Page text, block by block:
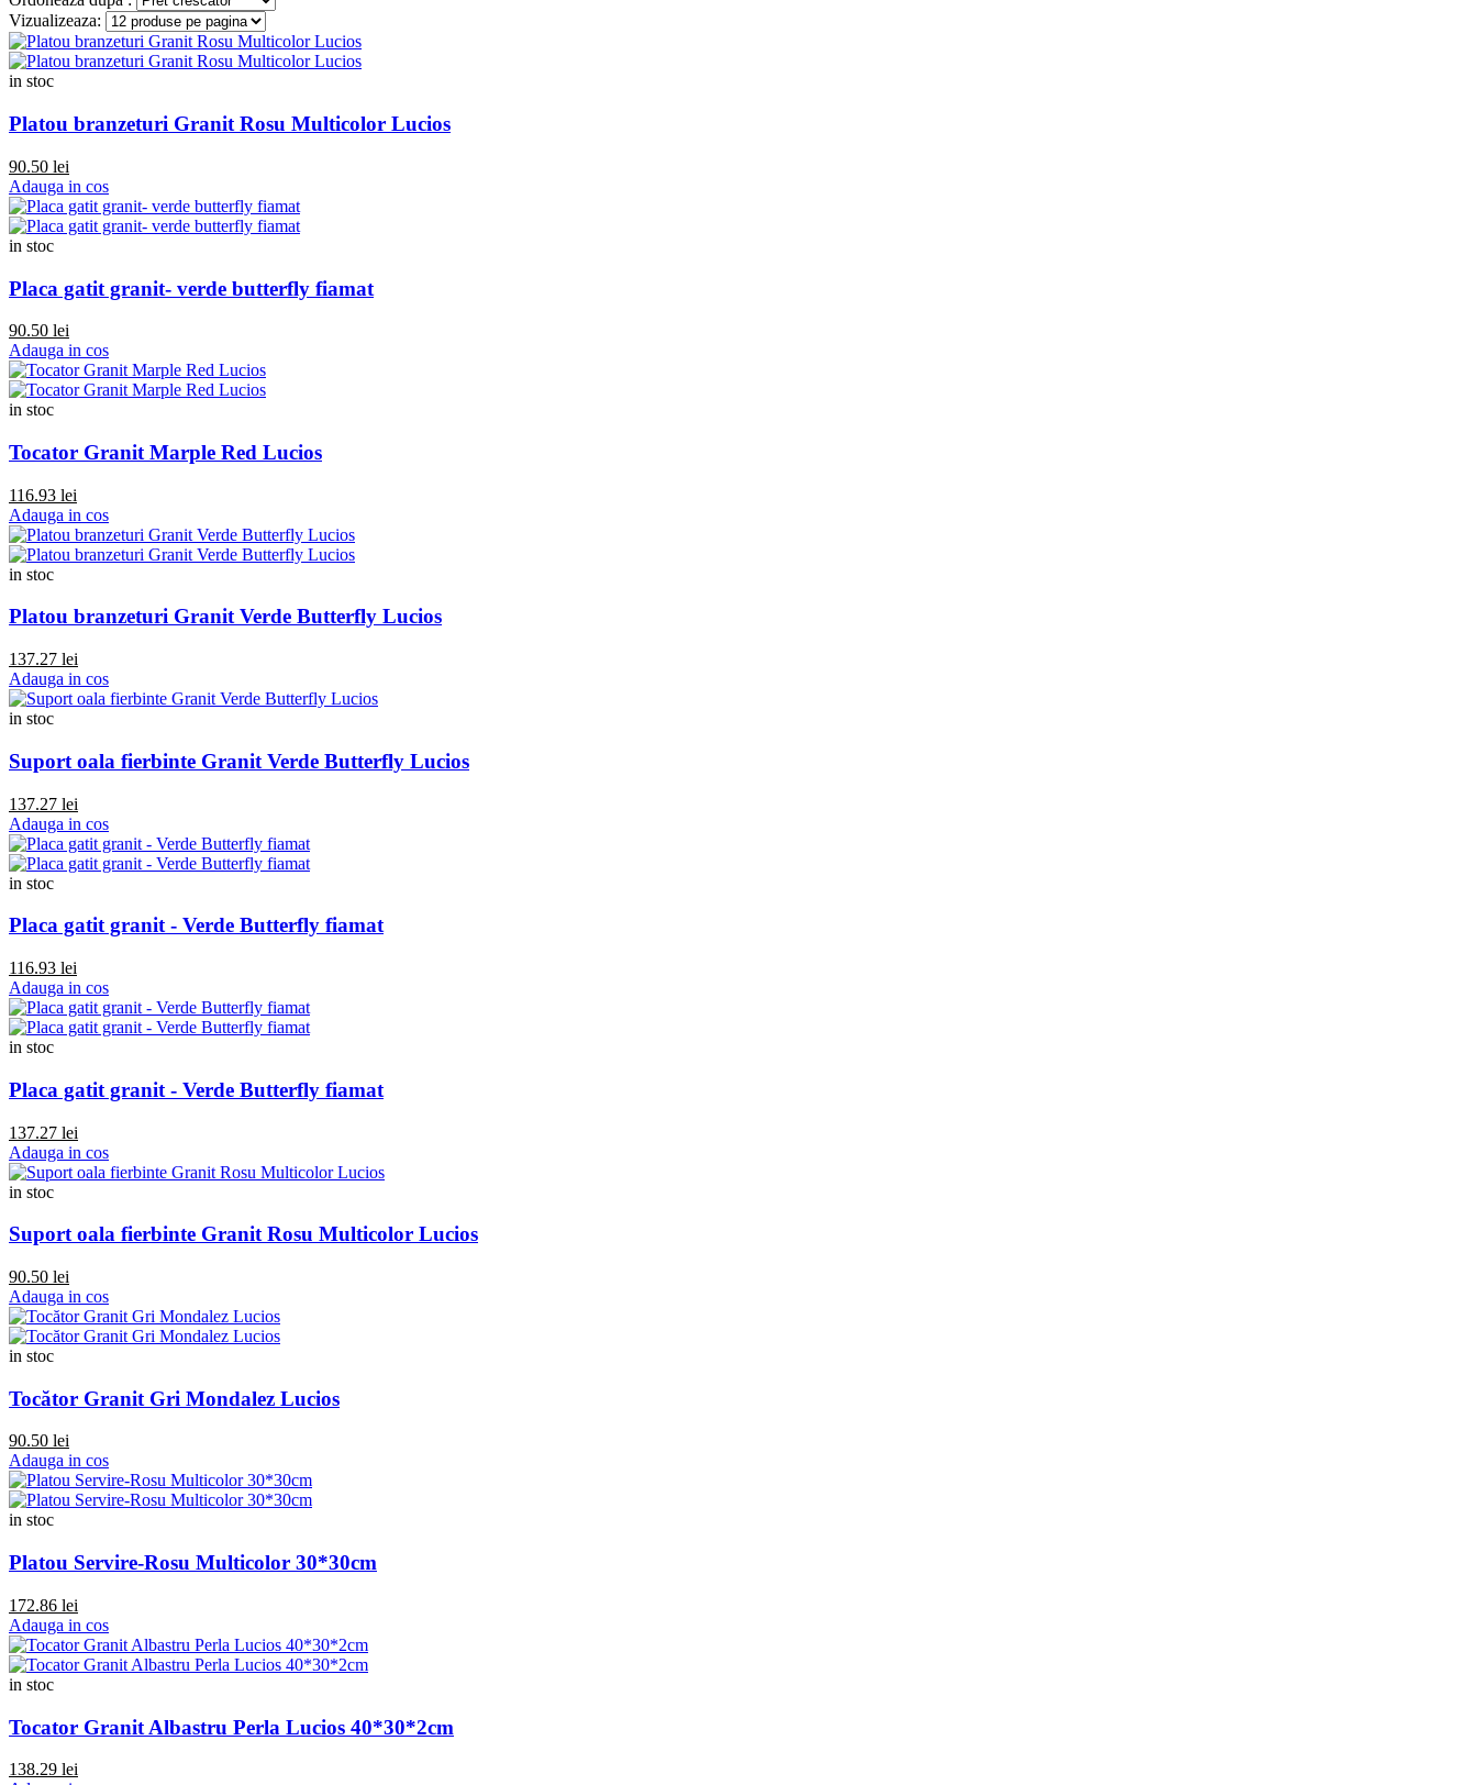
Vizualizeaza:
in stoc
Platou branzeturi Granit Rosu Multicolor Lucios
90.50 lei
Adauga in cos
in stoc
Placa gatit granit- verde butterfly fiamat
90.50 lei
Adauga in cos
in stoc
Tocator Granit Marple Red Lucios
116.93 lei
Adauga in cos
in stoc
Platou branzeturi Granit Verde Butterfly Lucios
137.27 lei
Adauga in cos
in stoc
Suport oala fierbinte Granit Verde Butterfly Lucios
137.27 lei
Adauga in cos
in stoc
Placa gatit granit - Verde Butterfly fiamat
116.93 lei
Adauga in cos
in stoc
Placa gatit granit - Verde Butterfly fiamat
137.27 lei
Adauga in cos
in stoc
Suport oala fierbinte Granit Rosu Multicolor Lucios
90.50 lei
Adauga in cos
in stoc
Tocător Granit Gri Mondalez Lucios
90.50 lei
Adauga in cos
in stoc
Platou Servire-Rosu Multicolor 30*30cm
172.86 lei
Adauga in cos
in stoc
Tocator Granit Albastru Perla Lucios 40*30*2cm
138.29 lei